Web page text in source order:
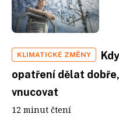
KLIMATICKÉ ZMĚNY
opatření dělat
vnucovat
12 minut čtení